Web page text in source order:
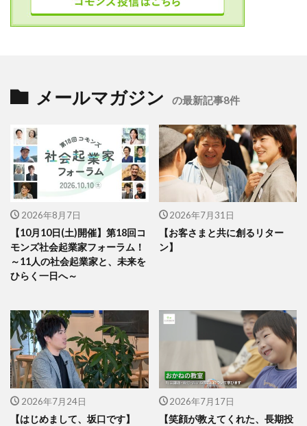
メールマガジン の最新記事8件
2026年8月7日
【10月10日(土)開催】第18回コ
モンズ社会起業家フォーラム！
～11人の社会起業家と、未来を
ひらく一日へ～
2026年7月31日
【お客さまと共に創るリター
ン】
2026年7月24日
【はじめまして、坂口です】
2026年7月17日
【笑顔が教えてくれた、長期投